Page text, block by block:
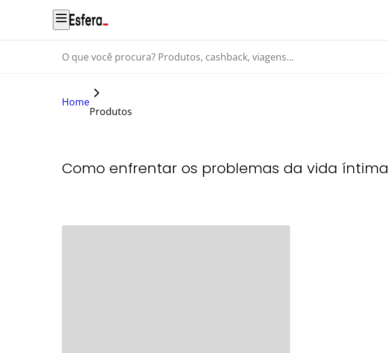
O que você procura? Produtos, cashback, viagens...
Home
Produtos
Como enfrentar os problemas da vida íntima